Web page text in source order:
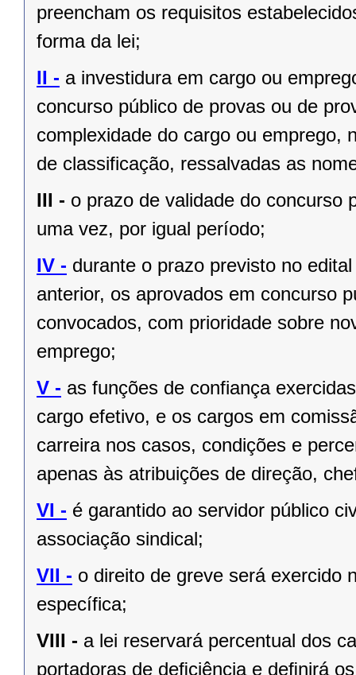
preencham os requisitos
forma da lei;
II - a investidura em cargo ou
concurso público de provas ou de
complexidade do cargo ou emprego,
de classificação, ressalvadas as
III - o prazo de validade do concurso
uma vez, por igual período;
IV - durante o prazo previsto no
anterior, os aprovados em concurso
convocados, com prioridade sobre
emprego;
V - as funções de confiança
cargo efetivo, e os cargos em
carreira nos casos, condições e
apenas às atribuições de direção,
VI - é garantido ao servidor público
associação sindical;
VII - o direito de greve será exercido
específica;
VIII - a lei reservará percentual dos
portadoras de deﬁciência e deﬁnirá